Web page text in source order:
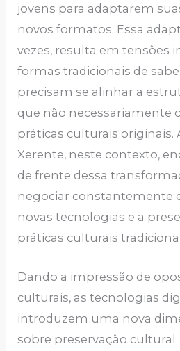
jovens para adaptarem
novos formatos. Essa
vezes, resulta em tensões
formas tradicionais de
precisam se alinhar a
que não necessariamente
práticas culturais originais.
Xerente, neste contexto,
de frente dessa
negociar constantemente
novas tecnologias e a
práticas culturais
Dando a impressão de
culturais, as tecnologias
introduzem uma nova
sobre preservação